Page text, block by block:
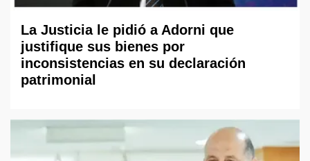
La Justicia le pidió a Adorni que
justifique sus bienes por
inconsistencias en su declaración
patrimonial